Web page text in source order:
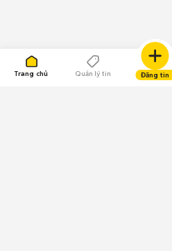
Trang chủ Quản lý tin Đăng tin